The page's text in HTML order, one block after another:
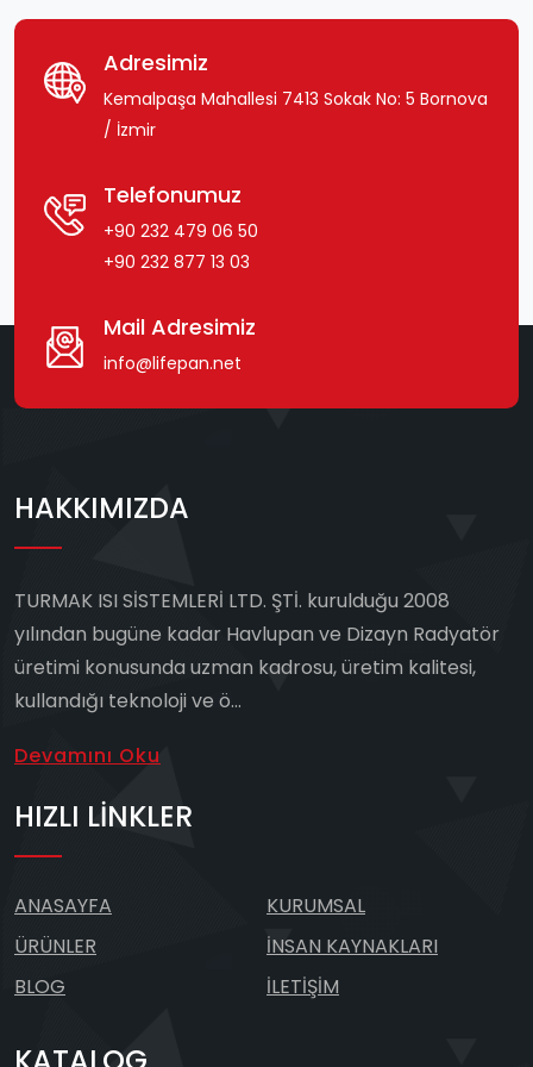
Adresimiz
Kemalpaşa Mahallesi 7413 Sokak No: 5 Bornova
/ İzmir
Telefonumuz
+90 232 479 06 50
+90 232 877 13 03
Mail Adresimiz
info@lifepan.net
HAKKIMIZDA
TURMAK ISI SİSTEMLERİ LTD. ŞTİ. kurulduğu 2008
yılından bugüne kadar Havlupan ve Dizayn Radyatör
üretimi konusunda uzman kadrosu, üretim kalitesi,
kullandığı teknoloji ve ö...
Devamını Oku
HIZLI LINKLER
ANASAYFA
KURUMSAL
ÜRÜNLER
İNSAN KAYNAKLARI
BLOG
İLETIŞIM